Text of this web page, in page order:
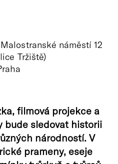
náměstí 12
Tržiště)
filmová projekce a
bude sledovat historii
národností. V
prameny, eseje